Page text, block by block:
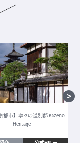
都市】寧々の道別邸 Kazeno
Heritage